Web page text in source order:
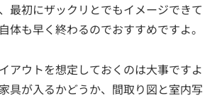
最初にザックリとでもイメージできて
体も早く終わるのでおすすめですよ。
アウトを想定しておくのは大事ですよ
具が入るかどうか、間取り図と室内写